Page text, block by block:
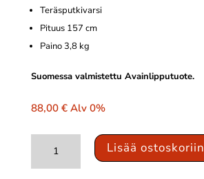
Teräsputkivarsi
Pituus 157 cm
Paino 3,8 kg
Suomessa valmistettu Avainlipputuote.
88,00 € Alv 0%
Jäärauta
Petkele
Lisää ostoskoriin